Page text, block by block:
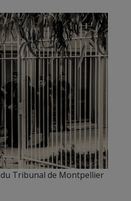
Tribunal de Montpellier